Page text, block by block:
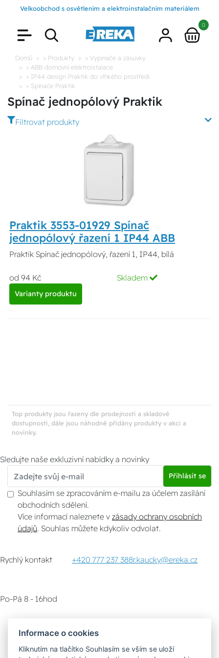
Velkoobchod s osvětlením a elektroinstalačním materiálem
0
Domů > Produkty
> Vypínače a zásuvky
> ABB domovní elektroistalace
> IP44 design Praktik do vlhkého prostředí
> Spínače Praktik
Spínač jednopólový Praktik
Filtrovat produkty
Praktik 3553-01929 Spínač
jednopólový řazení 1 IP44 ABB
Praktik Spínač jednopólový, řazení 1, IP44, bílá
od 94 Kč Skladem
Varianty produktu
Top produkty jsou řazeny dle prodejnosti a skladové
dostupnosti, dále jsou náhodně přidány produkty v akci a
novinky.
Sledujte naše exkluzivní nabídky a novinky
Přihlásit se
Souhlasím se zpracováním e-mailu za účelem zasílání
obchodních sdělení.
Více informací naleznete v zásady ochrany osobních
údajů . Souhlas můžete kdykoliv odvolat.
Rychlý kontakt +420 777 237 388r.kaucky@ereka.cz
Po-Pá 8 - 16hod
Informace o cookies
Kliknutím na tlačítko Souhlasím se vším se uloží